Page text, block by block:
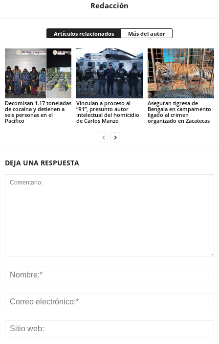
Redacción
Artículos relacionados Más del autor
Decomisan 1.17 toneladas
de cocaína y detienen a
seis personas en el
Pacífico
Vinculan a proceso al
“R1”, presunto autor
intelectual del homicidio
de Carlos Manzo
Aseguran tigresa de
Bengala en campamento
ligado al crimen
organizado en Zacatecas
DEJA UNA RESPUESTA